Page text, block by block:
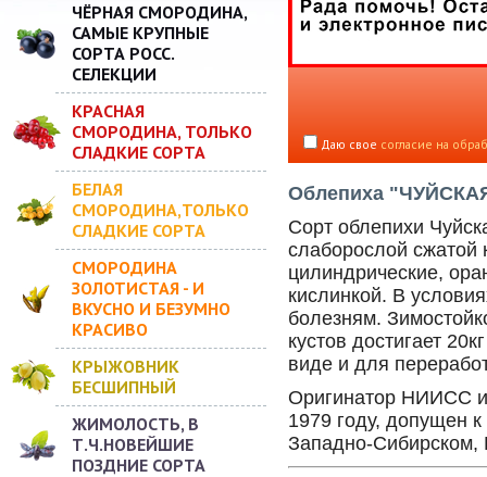
ЧЁРНАЯ СМОРОДИНА,
САМЫЕ КРУПНЫЕ
СОРТА РОСС.
СЕЛЕКЦИИ
КРАСНАЯ
СМОРОДИНА, ТОЛЬКО
СЛАДКИЕ СОРТА
БЕЛАЯ
СМОРОДИНА,ТОЛЬКО
СЛАДКИЕ СОРТА
СМОРОДИНА
ЗОЛОТИСТАЯ - И
ВКУСНО И БЕЗУМНО
КРАСИВО
КРЫЖОВНИК
БЕСШИПНЫЙ
ЖИМОЛОСТЬ, В
Т.Ч.НОВЕЙШИЕ
ПОЗДНИЕ СОРТА
Даю свое согласие на
Облепиха
Сорт облепихи
слаборослой сжатой
цилиндрические,
кислинкой. В
болезням.
кустов достигает
виде и для
Оригинатор НИИСС
1979 году, допущен
Западно-Сибирском,